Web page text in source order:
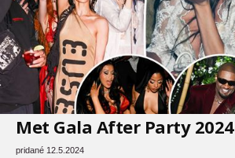
Met Gala After Party 2024
pridané 12.5.2024